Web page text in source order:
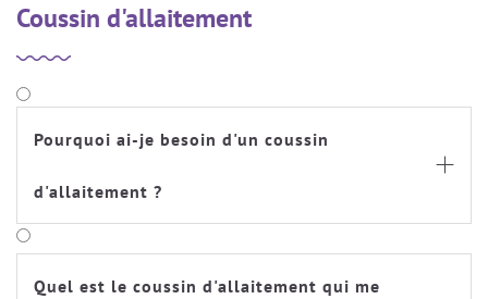
Coussin d'allaitement
Pourquoi ai-je besoin d'un coussin
d'allaitement ?

Quel est le coussin d'allaitement qui me